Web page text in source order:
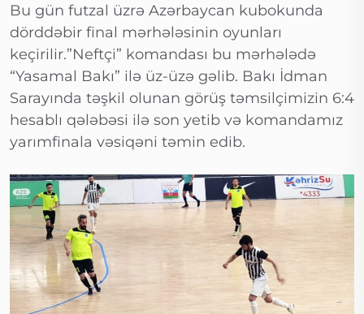
Bu gün futzal üzrə Azərbaycan kubokunda
dörddəbir final mərhələsinin oyunları
keçirilir.”Neftçi” komandası bu mərhələdə
“Yasamal Bakı” ilə üz-üzə gəlib. Bakı İdman
Sarayında təşkil olunan görüş təmsilçimizin 6:4
hesablı qələbəsi ilə son yetib və komandamız
yarımfinala vəsiqəni təmin edib.